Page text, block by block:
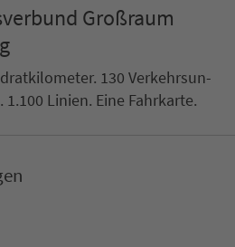
Groß­raum
130 Ver­kehrs­un­
Linien. Eine Fahr­kar­te.